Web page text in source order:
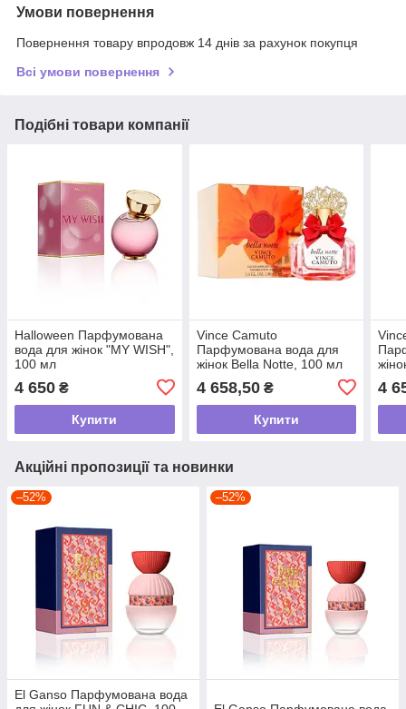
Умови повернення
Повернення товару впродовж 14 днів за рахунок покупця
Всі умови повернення
Подібні товари компанії
Halloween Парфумована
вода для жінок "MY WISH",
100 мл
4 650 ₴
Купити
Vince Camuto
Парфумована вода для
жінок Bella Notte, 100 мл
4 658,50₴
Купити
4
Акційні пропозиції та новинки
–52%
El Ganso Парфумована вода
–52%